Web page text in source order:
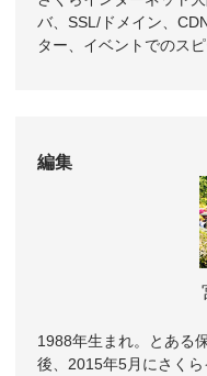
バ、SSL/ドメイン、
ター、イベントでのス
編集
1988年生まれ。とある
後、2015年5月にさく